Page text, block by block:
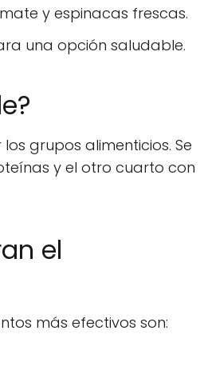
y espinacas frescas.
una opción saludable.
grupos alimenticios. Se
y el otro cuarto con
el
más efectivos son: